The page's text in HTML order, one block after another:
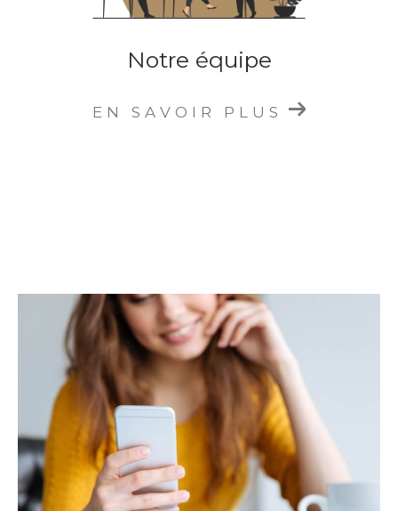
Pourquoi choisir l’agence
immobilière Axelle Lemoine
Équipe professionnelle et réactive : Un suivi
sérieux et efficace.
Satisfaction client garantie : Nos clients nous
recommandent pour notre sérieux et notre
transparence.
Vous souhaitez vendre ou acheter un bien
immobilier à Brignais, Ouest Lyonnais ou Lyon
?Contactez Axelle Lemoine
pour une
estimation gratuite et un accompagnement
Notre équipe
EN SAVOIR PLUS